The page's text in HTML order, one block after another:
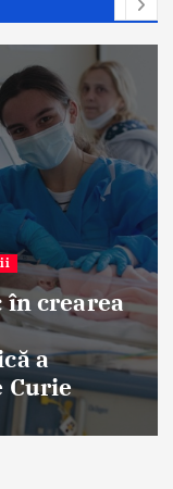
crearea
a
Curie